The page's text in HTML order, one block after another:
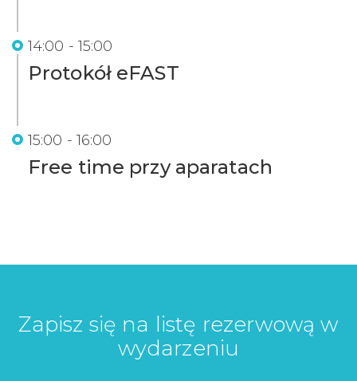
14:00 - 15:00
Protokół eFAST
15:00 - 16:00
Free time przy aparatach
Zapisz się na listę rezerwową w
wydarzeniu